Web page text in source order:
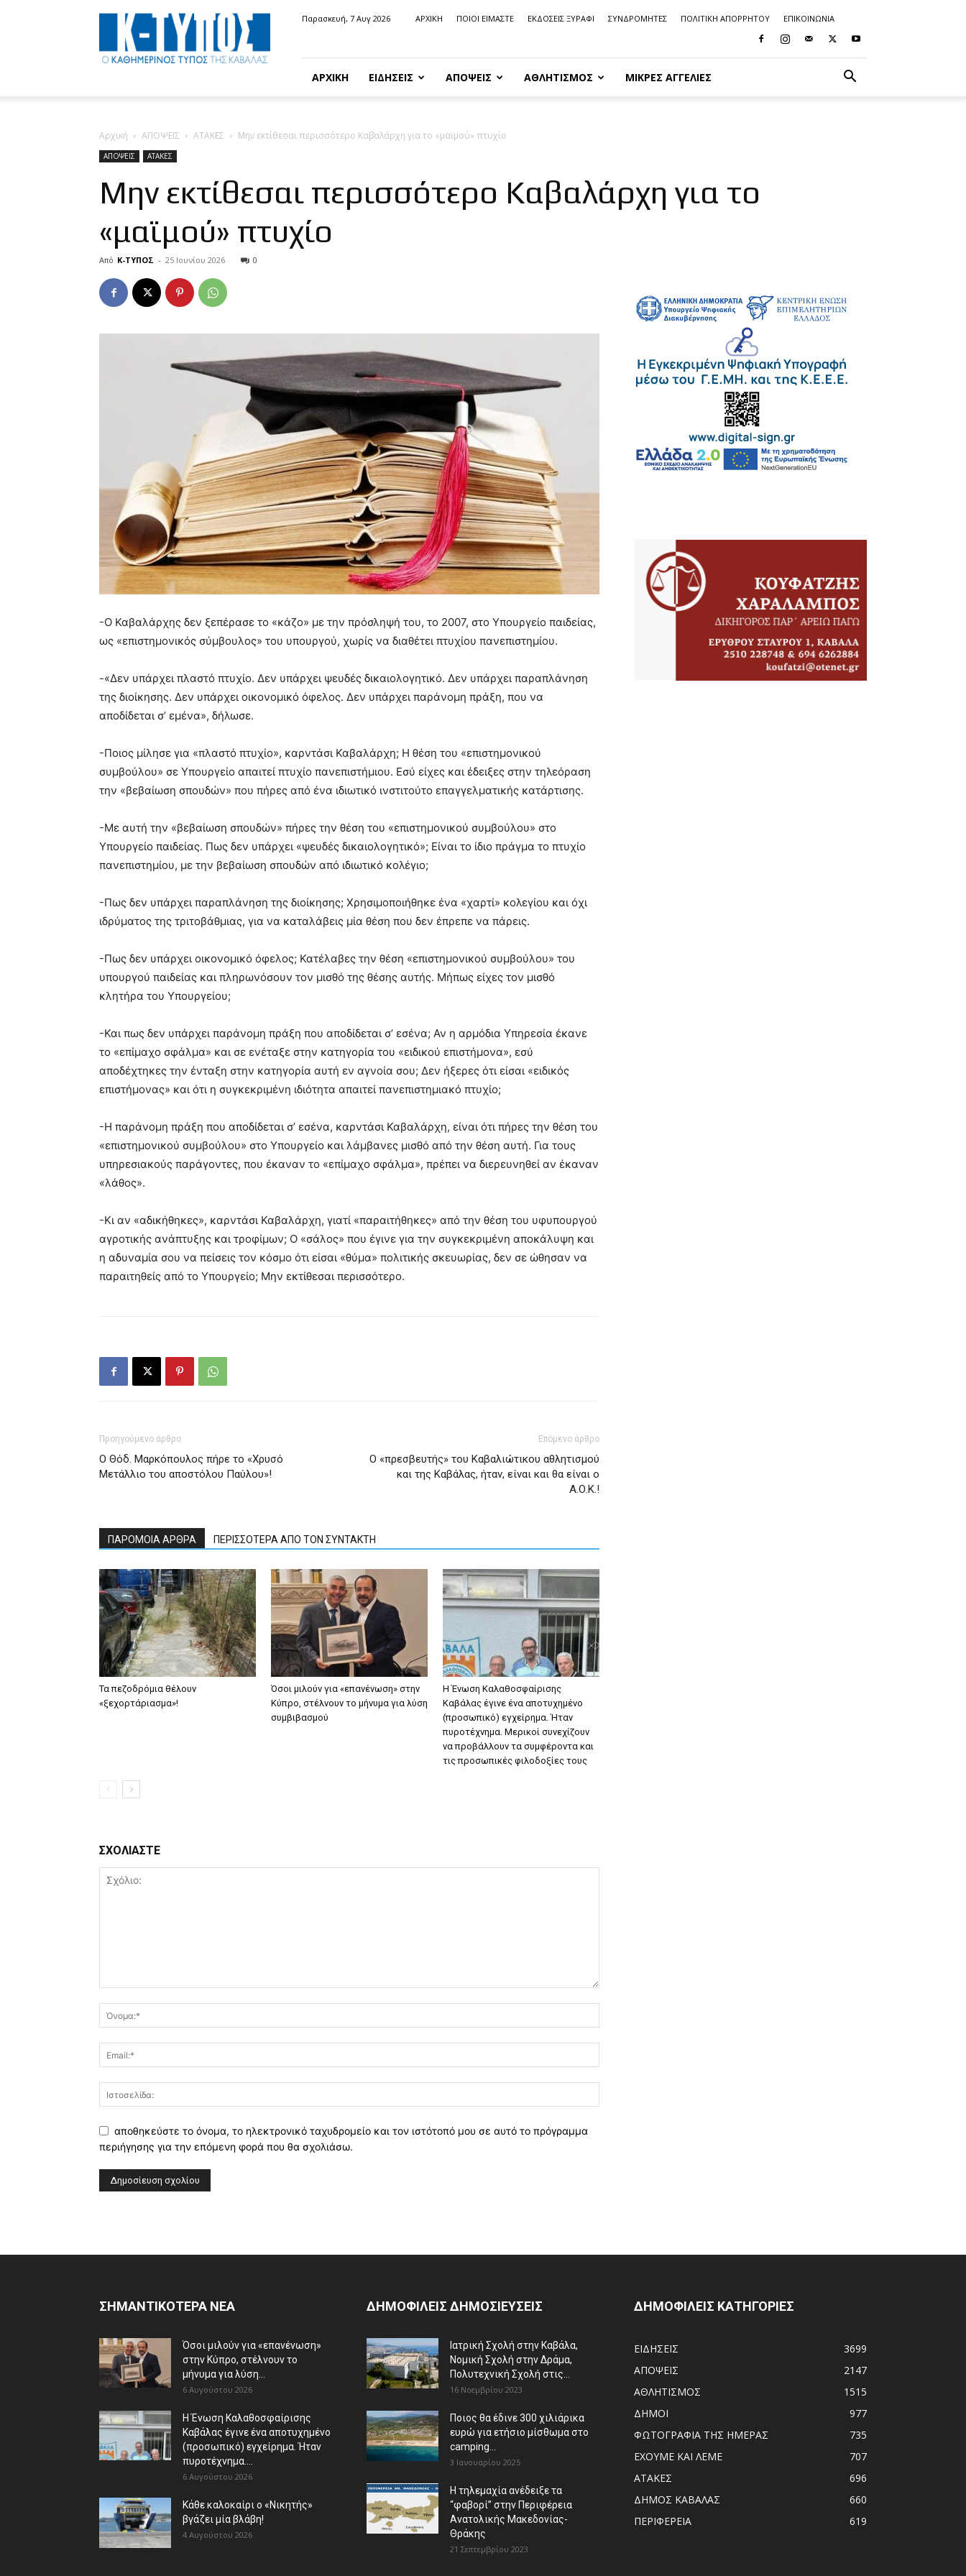
Κ-
ΤΥΠΟΣ
Παρασκευή, 7 Αυγ 2026 ΑΡΧΙΚΗ ΠΟΙΟΙ ΕΙΜΑΣΤΕ ΕΚΔΟΣΕΙΣ ΞΥΡΑΦΙ ΣΥΝΔΡΟΜΗΤΕΣ ΠΟΛΙΤΙΚΗ ΑΠΟΡΡΗΤΟΥ ΕΠΙΚΟΙΝΩΝΙΑ
ΑΡΧΙΚΗ ΕΙΔΗΣΕΙΣ ΑΠΟΨΕΙΣ ΑΘΛΗΤΙΣΜΟΣ ΜΙΚΡΈΣ ΑΓΓΕΛΊΕΣ
Αρχική ΑΠΟΨΕΙΣ ΑΤΑΚΕΣ Μην εκτίθεσαι περισσότερο Καβαλάρχη για το «μαϊμού» πτυχίο
ΑΠΟΨΕΙΣ ΑΤΑΚΕΣ
Μην εκτίθεσαι περισσότερο Καβαλάρχη για το
«μαϊμού» πτυχίο
Από Κ-ΤΥΠΟΣ - 25 Ιουνίου 2026 0
-Ο Καβαλάρχης δεν ξεπέρασε το «κάζο» με την πρόσληψή του, το 2007, στο Υπουργείο παιδείας,
ως «επιστημονικός σύμβουλος» του υπουργού, χωρίς να διαθέτει πτυχίου πανεπιστημίου.
-«Δεν υπάρχει πλαστό πτυχίο. Δεν υπάρχει ψευδές δικαιολογητικό. Δεν υπάρχει παραπλάνηση
της διοίκησης. Δεν υπάρχει οικονομικό όφελος. Δεν υπάρχει παράνομη πράξη, που να
αποδίδεται σ’ εμένα», δήλωσε.
-Ποιος μίλησε για «πλαστό πτυχίο», καρντάσι Καβαλάρχη; Η θέση του «επιστημονικού
συμβούλου» σε Υπουργείο απαιτεί πτυχίο πανεπιστήμιου. Εσύ είχες και έδειξες στην τηλεόραση
την «βεβαίωση σπουδών» που πήρες από ένα ιδιωτικό ινστιτούτο επαγγελματικής κατάρτισης.
-Με αυτή την «βεβαίωση σπουδών» πήρες την θέση του «επιστημονικού συμβούλου» στο
Υπουργείο παιδείας. Πως δεν υπάρχει «ψευδές δικαιολογητικό»; Είναι το ίδιο πράγμα το πτυχίο
πανεπιστημίου, με την βεβαίωση σπουδών από ιδιωτικό κολέγιο;
-Πως δεν υπάρχει παραπλάνηση της διοίκησης; Χρησιμοποιήθηκε ένα «χαρτί» κολεγίου και όχι
ιδρύματος της τριτοβάθμιας, για να καταλάβεις μία θέση που δεν έπρεπε να πάρεις.
-Πως δεν υπάρχει οικονομικό όφελος; Κατέλαβες την θέση «επιστημονικού συμβούλου» του
υπουργού παιδείας και πληρωνόσουν τον μισθό της θέσης αυτής. Μήπως είχες τον μισθό
κλητήρα του Υπουργείου;
-Και πως δεν υπάρχει παράνομη πράξη που αποδίδεται σ’ εσένα; Αν η αρμόδια Υπηρεσία έκανε
το «επίμαχο σφάλμα» και σε ενέταξε στην κατηγορία του «ειδικού επιστήμονα», εσύ
αποδέχτηκες την ένταξη στην κατηγορία αυτή εν αγνοία σου; Δεν ήξερες ότι είσαι «ειδικός
επιστήμονας» και ότι η συγκεκριμένη ιδιότητα απαιτεί πανεπιστημιακό πτυχίο;
-Η παράνομη πράξη που αποδίδεται σ’ εσένα, καρντάσι Καβαλάρχη, είναι ότι πήρες την θέση του
«επιστημονικού συμβούλου» στο Υπουργείο και λάμβανες μισθό από την θέση αυτή. Για τους
υπηρεσιακούς παράγοντες, που έκαναν το «επίμαχο σφάλμα», πρέπει να διερευνηθεί αν έκαναν
«λάθος».
-Κι αν «αδικήθηκες», καρντάσι Καβαλάρχη, γιατί «παραιτήθηκες» από την θέση του υφυπουργού
αγροτικής ανάπτυξης και τροφίμων; Ο «σάλος» που έγινε για την συγκεκριμένη αποκάλυψη και
η αδυναμία σου να πείσεις τον κόσμο ότι είσαι «θύμα» πολιτικής σκευωρίας, δεν σε ώθησαν να
παραιτηθείς από το Υπουργείο; Μην εκτίθεσαι περισσότερο.
Προηγούμενο άρθρο
Ο Θόδ. Μαρκόπουλος πήρε το «Χρυσό
Μετάλλιο του αποστόλου Παύλου»!
Επόμενο άρθρο
Ο «πρεσβευτής» του Καβαλιώτικου αθλητισμού
και της Καβάλας, ήταν, είναι και θα είναι ο
Α.Ο.Κ.!
ΠΑΡΟΜΟΙΑ ΑΡΘΡΑ ΠΕΡΙΣΣΟΤΕΡΑ ΑΠΟ ΤΟΝ ΣΥΝΤΑΚΤΗ
Τα πεζοδρόμια θέλουν
«ξεχορτάριασμα»!
Όσοι μιλούν για «επανένωση» στην
Κύπρο, στέλνουν το μήνυμα για λύση
συμβιβασμού
Η Ένωση Καλαθοσφαίρισης
Καβάλας έγινε ένα αποτυχημένο
(προσωπικό) εγχείρημα. Ήταν
πυροτέχνημα. Μερικοί συνεχίζουν
να προβάλλουν τα συμφέροντα και
τις προσωπικές φιλοδοξίες τους
ΣΧΟΛΙΑΣΤΕ
αποθηκεύστε το όνομα, το ηλεκτρονικό ταχυδρομείο και τον ιστότοπό μου σε αυτό το πρόγραμμα
περιήγησης για την επόμενη φορά που θα σχολιάσω.
ΣΗΜΑΝΤΙΚΟΤΕΡΑ ΝΕΑ
Όσοι μιλούν για «επανένωση»
στην Κύπρο, στέλνουν το
μήνυμα για λύση...
6 Αυγούστου 2026
Η Ένωση Καλαθοσφαίρισης
Καβάλας έγινε ένα αποτυχημένο
(προσωπικό) εγχείρημα. Ήταν
πυροτέχνημα....
6 Αυγούστου 2026
Κάθε καλοκαίρι ο «Νικητής»
βγάζει μία βλάβη!
4 Αυγούστου 2026
ΔΗΜΟΦΙΛΕΙΣ ΔΗΜΟΣΙΕΥΣΕΙΣ
Ιατρική Σχολή στην Καβάλα,
Νομική Σχολή στην Δράμα,
Πολυτεχνική Σχολή στις...
16 Νοεμβρίου 2023
Ποιος θα έδινε 300 χιλιάρικα
ευρώ για ετήσιο μίσθωμα στο
camping...
3 Ιανουαρίου 2025
Η τηλεμαχία ανέδειξε τα
“φαβορί” στην Περιφέρεια
Ανατολικής Μακεδονίας-
Θράκης
21 Σεπτεμβρίου 2023
ΔΗΜΟΦΙΛΕΙΣ ΚΑΤΗΓΟΡΙΕΣ
ΕΙΔΗΣΕΙΣ
3699
ΑΠΟΨΕΙΣ
2147
ΑΘΛΗΤΙΣΜΟΣ
1515
ΔΗΜΟΙ
977
ΦΩΤΟΓΡΑΦΙΑ ΤΗΣ ΗΜΕΡΑΣ
735
ΕΧΟΥΜΕ ΚΑΙ ΛΕΜΕ
707
ΑΤΑΚΕΣ
696
ΔΗΜΟΣ ΚΑΒΑΛΑΣ
660
ΠΕΡΙΦΕΡΕΙΑ
619